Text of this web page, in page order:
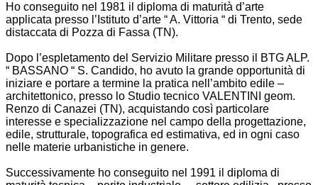
Ho conseguito nel 1981 il diploma di maturità d’arte
applicata presso l’Istituto d’arte “ A. Vittoria “ di Trento, sede
distaccata di Pozza di Fassa (TN).
Dopo l’espletamento del Servizio Militare presso il BTG ALP.
“ BASSANO “ S. Candido, ho avuto la grande opportunità di
iniziare e portare a termine la pratica nell’ambito edile –
architettonico, presso lo Studio tecnico VALENTINI geom.
Renzo di Canazei (TN), acquistando così particolare
interesse e specializzazione nel campo della progettazione,
edile, strutturale, topografica ed estimativa, ed in ogni caso
nelle materie urbanistiche in genere.
Successivamente ho conseguito nel 1991 il diploma di